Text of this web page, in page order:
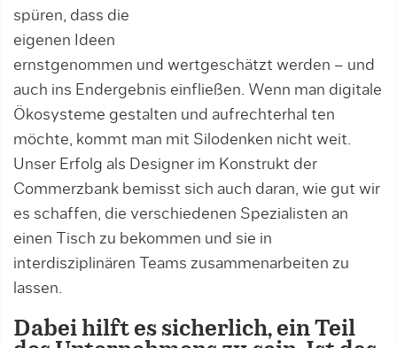
spüren, dass die
eigenen Ideen
ernstgenommen und wertgeschätzt werden – und
auch ins Endergebnis einfließen. Wenn man digitale
Ökosysteme gestalten und aufrechterhal ten
möchte, kommt man mit Silodenken nicht weit.
Unser Erfolg als Designer im Konstrukt der
Commerzbank bemisst sich auch daran, wie gut wir
es schaffen, die verschiedenen Spezialisten an
einen Tisch zu bekommen und sie in
interdisziplinären Teams zusammenarbeiten zu
lassen.
Dabei hilft es sicherlich, ein Teil